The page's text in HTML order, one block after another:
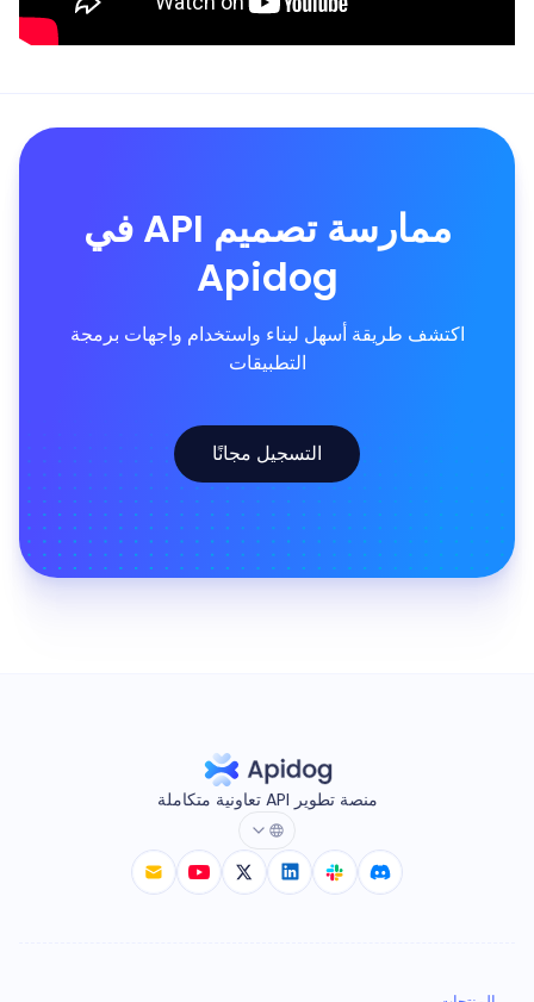
ممارسة تصميم API في
Apidog
اكتشف طريقة أسهل لبناء واستخدام واجهات برمجة
التطبيقات
التسجيل مجانًا
منصة تطوير API تعاونية متكاملة